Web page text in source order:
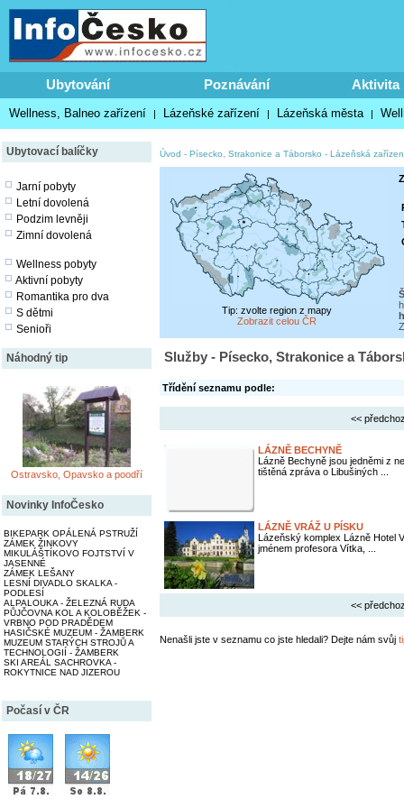
Ubytování Poznávání Aktivita
Wellness, Balneo zařízení | Lázeňské zařízení | Lázeňská města |
Ubytovací balíčky
Jarní pobyty
Letní dovolená
Podzim levněji
Zimní dovolená
Wellness pobyty
Aktivní pobyty
Romantika pro dva
S dětmi
Senioři
Náhodný tip
Ostravsko, Opavsko a poodří
Novinky InfoČesko
BIKEPARK OPÁLENÁ PSTRUŽÍ
ZÁMEK ŽINKOVY
MIKULÁŠTÍKOVO FOJTSTVÍ V
JASENNÉ
ZÁMEK LEŠANY
LESNÍ DIVADLO SKALKA -
PODLESÍ
ALPALOUKA - ŽELEZNÁ RUDA
PŮJČOVNA KOL A KOLOBĚŽEK -
VRBNO POD PRADĚDEM
HASIČSKÉ MUZEUM - ŽAMBERK
MUZEUM STARÝCH STROJŮ A
TECHNOLOGIÍ - ŽAMBERK
SKI AREÁL SACHROVKA -
ROKYTNICE NAD JIZEROU
Počasí v ČR
Úvod - Písecko, Strakonice a Táborsko - Lázeňská
Tip: zvolte region z mapy
Zobrazit celou ČR
Služby - Písecko, Strakonice a
Třídění seznamu podle:
<<
LÁZNĚ BECHYNĚ
Lázně Bechyně jsou jedněmi z
tištěná zpráva o Libušiných ...
LÁZNĚ VRÁŽ U PÍSKU
Lázeňský komplex Lázně Hotel
jménem profesora Vítka, ...
<<
Nenašli jste v seznamu co jste hledali? Dejte nám svůj